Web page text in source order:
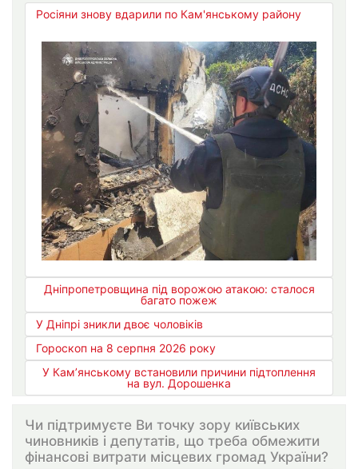
Росіяни знову вдарили по Кам'янському району
Дніпропетровщина під ворожою атакою: сталося
багато пожеж
У Дніпрі зникли двоє чоловіків
Гороскоп на 8 серпня 2026 року
У Кам’янському встановили причини підтоплення
на вул. Дорошенка
Чи підтримуєте Ви точку зору київських
чиновників і депутатів, що треба обмежити
фінансові витрати місцевих громад України?